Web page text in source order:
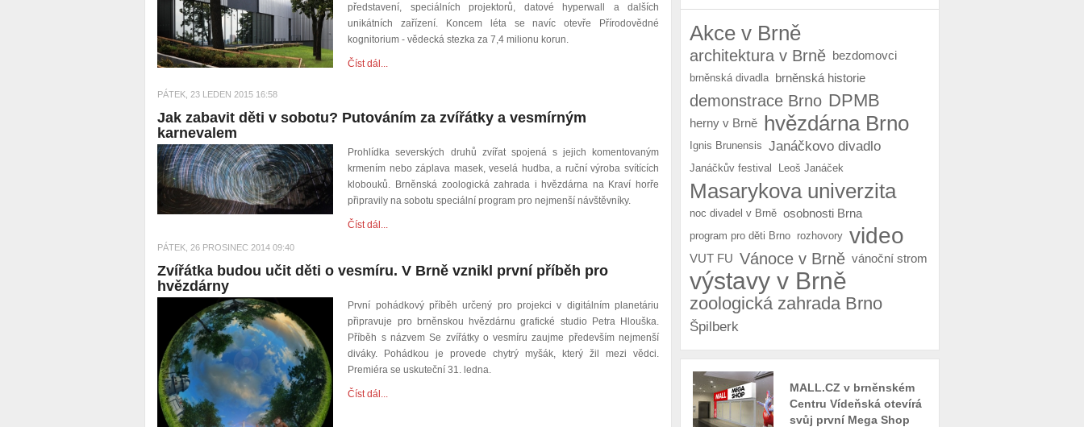
představení, speciálních projektorů, datové hyperwall a dalších
unikátních zařízení. Koncem léta se navíc otevře Přírodovědné
kognitorium - vědecká stezka za 7,4 milionu korun.
Číst dál...
PÁTEK, 23 LEDEN 2015 16:58
Jak zabavit děti v sobotu? Putováním za zvířátky a vesmírným
karnevalem
Prohlídka severských druhů zvířat spojená s jejich komentovaným
krmením nebo záplava masek, veselá hudba, a ruční výroba svítících
klobouků. Brněnská zoologická zahrada i hvězdárna na Kraví horře
připravily na sobotu speciální program pro nejmenší návštěvníky.
Číst dál...
PÁTEK, 26 PROSINEC 2014 09:40
Zvířátka budou učit děti o vesmíru. V Brně vznikl první příběh pro
hvězdárny
První pohádkový příběh určený pro projekci v digitálním planetáriu
připravuje pro brněnskou hvězdárnugrafické studio Petra Hlouška.
Příběh s názvem Se zvířátky o vesmíru zaujme především nejmenší
diváky. Pohádkou je provede chytrý myšák, který žil mezi vědci.
Premiéra se uskuteční 31. ledna.
Číst dál...
Akce v Brně
architektura v Brně bezdomovci
brněnská divadla brněnská historie
demonstrace Brno DPMB
herny v Brně hvězdárna Brno
Ignis Brunensis Janáčkovo divadlo
Janáčkův festival Leoš Janáček
Masarykova univerzita
noc divadel v Brně osobnosti Brna
program pro děti Brno rozhovory video
VUT FU Vánoce v Brně vánoční strom
výstavy v Brně
zoologická zahrada Brno
Špilberk
MALL.CZ v brněnském
Centru Vídeňská otevírá
svůj první Mega Shop